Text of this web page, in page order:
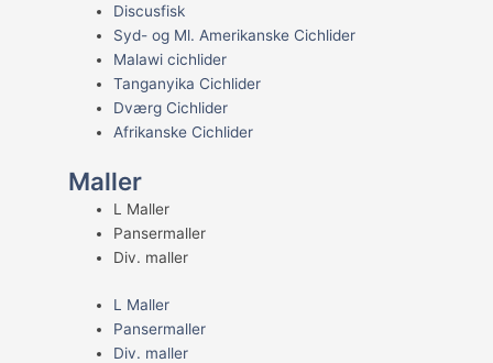
Discusfisk
Syd- og Ml. Amerikanske Cichlider
Malawi cichlider
Tanganyika Cichlider
Dværg Cichlider
Afrikanske Cichlider
Maller
L Maller
Pansermaller
Div. maller
L Maller
Pansermaller
Div. maller